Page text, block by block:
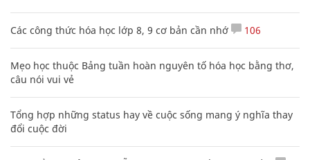
Các công thức hóa học lớp 8, 9 cơ bản cần nhớ 106
Mẹo học thuộc Bảng tuần hoàn nguyên tố hóa học bằng thơ,
câu nói vui vẻ
Tổng hợp những status hay về cuộc sống mang ý nghĩa thay
đổi cuộc đời